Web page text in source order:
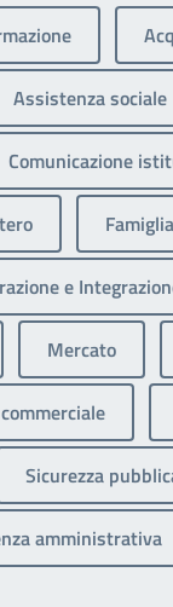
Assistenza sociale
Comunicazione
Famiglia
e
Mercato
Sicurezza
amministrativa